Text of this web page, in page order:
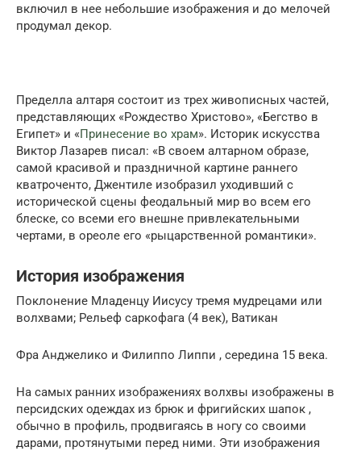
включил в нее небольшие изображения и до мелочей
продумал декор.
Пределла алтаря состоит из трех живописных частей,
представляющих «Рождество Христово», «Бегство в
Египет» и «Принесение во храм». Историк искусства
Виктор Ла­зарев писал: «В своем алтарном образе,
самой красивой и праздничной картине раннего
кватроченто, Джентиле изобразил уходивший с
исторической сцены феодальный мир во всем его
блеске, со всеми его внешне привлекательными
чертами, в ореоле его «рыцарственной романтики».
История изображения
Поклонение Младенцу Иисусу тремя мудрецами или
волхвами; Рельеф саркофага (4 век), Ватикан
Фра Анджелико и Филиппо Липпи , середина 15 века.
На самых ранних изображениях волхвы изображены в
персидских одеждах из брюк и фригийских шапок ,
обычно в профиль, продвигаясь в ногу со своими
дарами, протянутыми перед ними. Эти изображения